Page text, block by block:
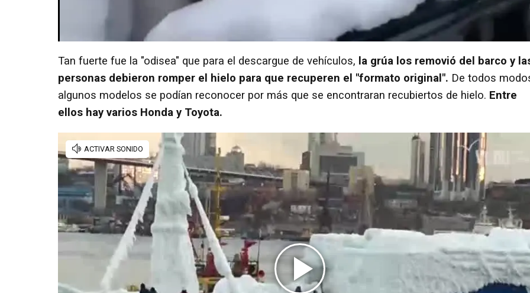
Tan fuerte fue la "odisea" que para el descargue de vehículos, la grúa los removió del barco y
personas debieron romper el hielo para que recuperen el "formato original". De todos
algunos modelos se podían reconocer por más que se encontraran recubiertos de hielo. Entre
ellos hay varios Honda y Toyota.